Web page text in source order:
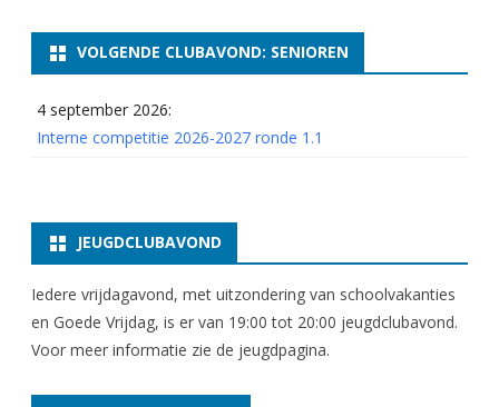
VOLGENDE CLUBAVOND: SENIOREN
4 september 2026:
Interne competitie 2026-2027 ronde 1.1
JEUGDCLUBAVOND
Iedere vrijdagavond, met uitzondering van schoolvakanties
en Goede Vrijdag, is er van 19:00 tot 20:00 jeugdclubavond.
Voor meer informatie zie de jeugdpagina.